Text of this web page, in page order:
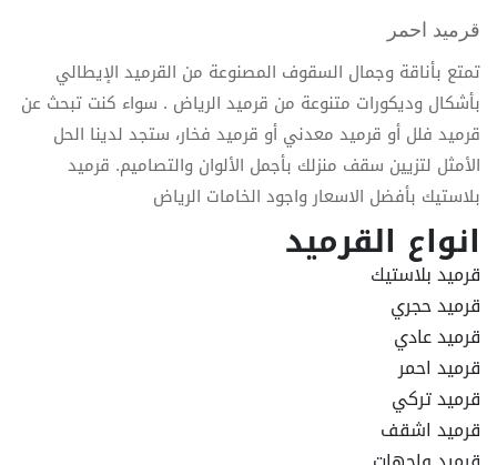
قرميد احمر
تمتع بأناقة وجمال السقوف المصنوعة من القرميد الإيطالي
بأشكال وديكورات متنوعة من قرميد الرياض . سواء كنت تبحث عن
قرميد فلل أو قرميد معدني أو قرميد فخار، ستجد لدينا الحل
الأمثل لتزيين سقف منزلك بأجمل الألوان والتصاميم. قرميد
بلاستيك بأفضل الاسعار واجود الخامات الرياض
انواع القرميد
قرميد بلاستيك
قرميد حجري
قرميد عادي
قرميد احمر
قرميد تركي
قرميد اشقف